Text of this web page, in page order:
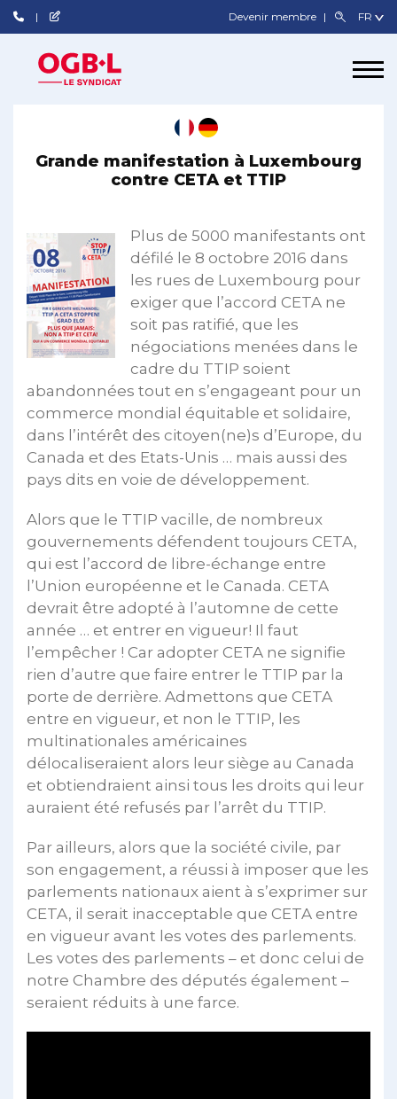
Devenir membre
Grande manifestation à Luxembourg
contre CETA et TTIP
Plus de 5000 manifestants ont
défilé le 8 octobre 2016 dans
les rues de Luxembourg pour
exiger que l’accord CETA ne
soit pas ratifié, que les
négociations menées dans le
cadre du TTIP soient
abandonnées tout en s’engageant pour un
commerce mondial équitable et solidaire,
dans l’intérêt des citoyen(ne)s d’Europe, du
Canada et des Etats-Unis … mais aussi des
pays dits en voie de développement.
Alors que le TTIP vacille, de nombreux
gouvernements défendent toujours CETA,
qui est l’accord de libre-échange entre
l’Union européenne et le Canada. CETA
devrait être adopté à l’automne de cette
année … et entrer en vigueur! Il faut
l’empêcher ! Car adopter CETA ne signifie
rien d’autre que faire entrer le TTIP par la
porte de derrière. Admettons que CETA
entre en vigueur, et non le TTIP, les
multinationales américaines
délocaliseraient alors leur siège au Canada
et obtiendraient ainsi tous les droits qui leur
auraient été refusés par l’arrêt du TTIP.
Par ailleurs, alors que la société civile, par
son engagement, a réussi à imposer que les
parlements nationaux aient à s’exprimer sur
CETA, il serait inacceptable que CETA entre
en vigueur avant les votes des parlements.
Les votes des parlements – et donc celui de
notre Chambre des députés également –
seraient réduits à une farce.